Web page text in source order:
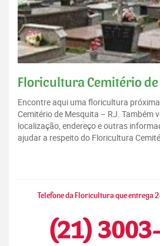
Floricultura Cemitério de
Encontre aqui uma floricultura
Cemitério de Mesquita – RJ. Também
localização, endereço e outras
ajudar a respeito do Floricultura
Telefone da Floricultura que entrega
(21)